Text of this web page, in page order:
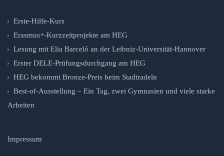
Erste-Hilfe-Kurs
Erasmus+-Kurzzeitprojekte am HEG
Lesung mit Elia Barceló an der Leibniz-Universität-Hannover
Erster DELE-Prüfungsdurchgang am HEG
HEG bekommt Bronze-Preis beim Stadtradeln
Best-of-Ausstellung – Ein Tag, zwei Gymnasien und viele starke
Arbeiten
Impressum